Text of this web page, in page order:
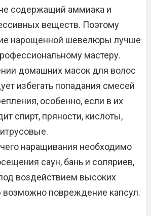
не содержащий аммиака и
веществ. Поэтому
нарощенной шевелюры лучше
мастеру.
домашних масок для волос
избегать попадания смесей
особенно, если в их
спирт, пряности, кислоты,
наращивания необходимо
саун, бань и соляриев,
воздействием высоких
возможно повреждение капсул.